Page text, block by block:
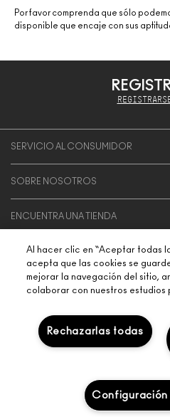
Por favor comprenda que sólo
disponible que encaje con sus
SERVICIO AL CONSUMIDOR
SOBRE NOSOTROS
ENCUENTRA UNA TIENDA
SERVICIOS DE MAQUILLAJE
POLÍTICA DE PRIVACIDAD
TÉRMINOS Y
© MAKE-UP ART COSMETICS. ALL
Al hacer clic en “Aceptar todas
acepta que las cookies se
mejorar la navegación del sitio,
colaborar con nuestros estudios
Rechazarlas todas
Configuración